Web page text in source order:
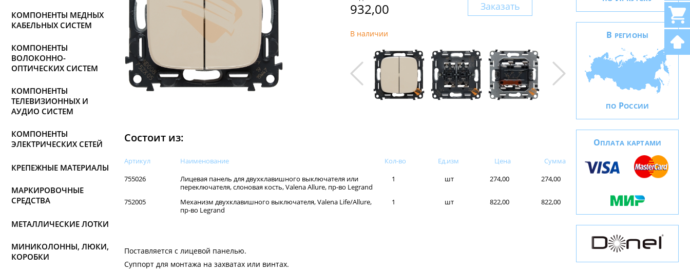
КОМПОНЕНТЫ МЕДНЫХ
КАБЕЛЬНЫХ СИСТЕМ
КОМПОНЕНТЫ
ВОЛОКОННО-
ОПТИЧЕСКИХ СИСТЕМ
КОМПОНЕНТЫ
ТЕЛЕВИЗИОННЫХ И
АУДИО СИСТЕМ
КОМПОНЕНТЫ
ЭЛЕКТРИЧЕСКИХ СЕТЕЙ
КРЕПЕЖНЫЕ МАТЕРИАЛЫ
МАРКИРОВОЧНЫЕ
СРЕДСТВА
МЕТАЛЛИЧЕСКИЕ ЛОТКИ
МИНИКОЛОННЫ, ЛЮКИ,
КОРОБКИ
932,00 Заказать
В наличии
Состоит из:
Артикул Наименованиe Кол-во Ед.изм Цена
Сумма
755026
Лицевая панель для двухклавишного выключателя или
переключателя, слоновая кость, Valena Allure, пр-во Legrand
1 шт 274,00 274,00
752005
Механизм двухклавишного выключателя, Valena Life/Allure,
пр-во Legrand
1 шт 822,00 822,00
Поставляется с лицевой панелью.
Суппорт для монтажа на захватах или винтах.
В РЕГИОНЫ
ПО РОССИИ
ОПЛАТА КАРТАМИ